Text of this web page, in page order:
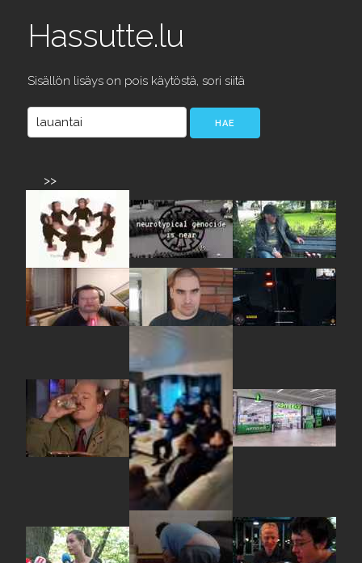
Hassutte.lu
Sisällön lisäys on pois käytöstä, sori siitä
>>